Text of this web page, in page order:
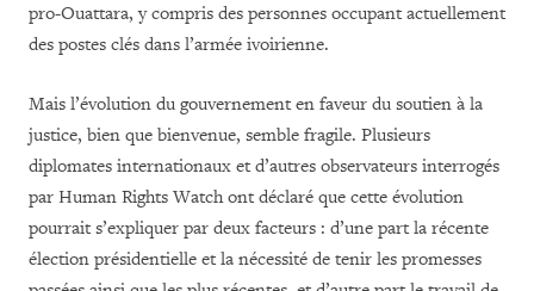
pro-Ouattara, y compris des personnes occupant actuellement
des postes clés dans l’armée ivoirienne.
Mais l’évolution du gouvernement en faveur du soutien à la
justice, bien que bienvenue, semble fragile. Plusieurs
diplomates internationaux et d’autres observateurs interrogés
par Human Rights Watch ont déclaré que cette évolution
pourrait s’expliquer par deux facteurs : d’une part la récente
élection présidentielle et la nécessité de tenir les promesses